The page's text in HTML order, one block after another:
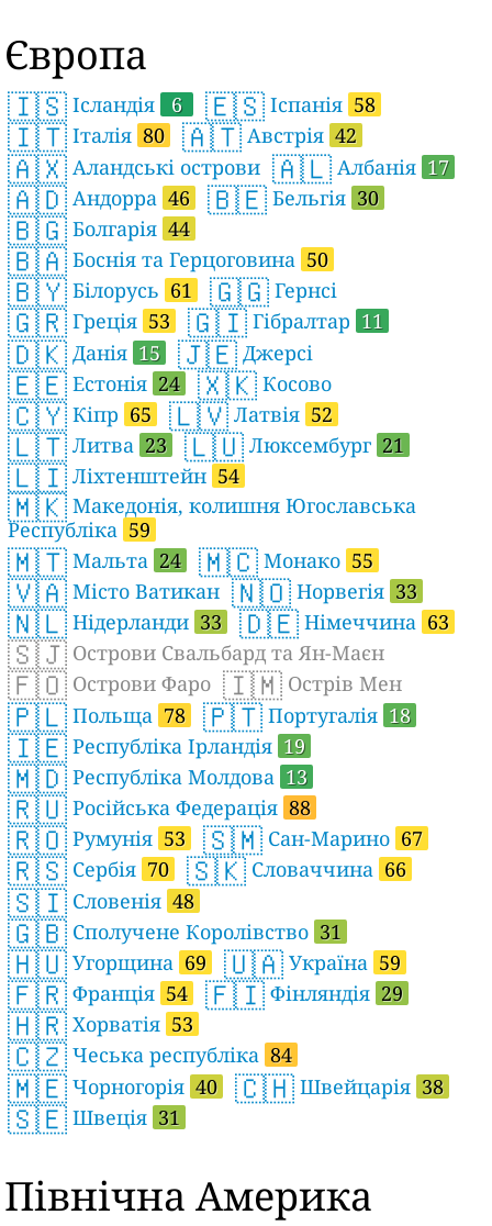
Європа
🇮🇸 Ісландія 6 🇪🇸 Іспанія 58
🇮🇹 Італія 80 🇦🇹 Австрія 42
🇦🇽 Аландські острови 🇦🇱 Албанія 17
🇦🇩 Андорра 46 🇧🇪 Бельгія 30
🇧🇬 Болгарія 44
🇧🇦 Боснія та Герцоговина 50
🇧🇾 Білорусь 61 🇬🇬 Гернсі
🇬🇷 Греція 53 🇬🇮 Гібралтар 11
🇩🇰 Данія 15 🇯🇪 Джерсі
🇪🇪 Естонія 24 🇽🇰 Косово
🇨🇾 Кіпр 65 🇱🇻 Латвія 52
🇱🇹 Литва 23 🇱🇺 Люксембург 21
🇱🇮 Ліхтенштейн 54
🇲🇰 Македонія, колишня Югославська
Республіка 59
🇲🇹 Мальта 24 🇲🇨 Монако 55
🇻🇦 Місто Ватикан 🇳🇴 Норвегія 33
🇳🇱 Нідерланди 33 🇩🇪 Німеччина 63
🇸🇯 Острови Свальбард та Ян-Маєн
🇫🇴 Острови Фаро 🇮🇲 Острів Мен
🇵🇱 Польща 78 🇵🇹 Португалія 18
🇮🇪 Республіка Ірландія 19
🇲🇩 Республіка Молдова 13
🇷🇺 Російська Федерація 88
🇷🇴 Румунія 53 🇸🇲 Сан-Марино 67
🇷🇸 Сербія 70 🇸🇰 Словаччина 66
🇸🇮 Словенія 48
🇬🇧 Сполучене Королівство 31
🇭🇺 Угорщина 69 🇺🇦 Україна 59
🇫🇷 Франція 54 🇫🇮 Фінляндія 29
🇭🇷 Хорватія 53
🇨🇿 Чеська республіка 84
🇲🇪 Чорногорія 40 🇨🇭 Швейцарія 38
🇸🇪 Швеція 31
Північна Америка